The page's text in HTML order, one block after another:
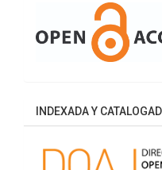
INDEXADA Y